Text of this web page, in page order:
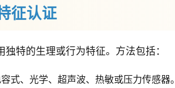
征认证
独特的生理或行为特征。方法包括：
式、光学、超声波、热敏或压力传感器